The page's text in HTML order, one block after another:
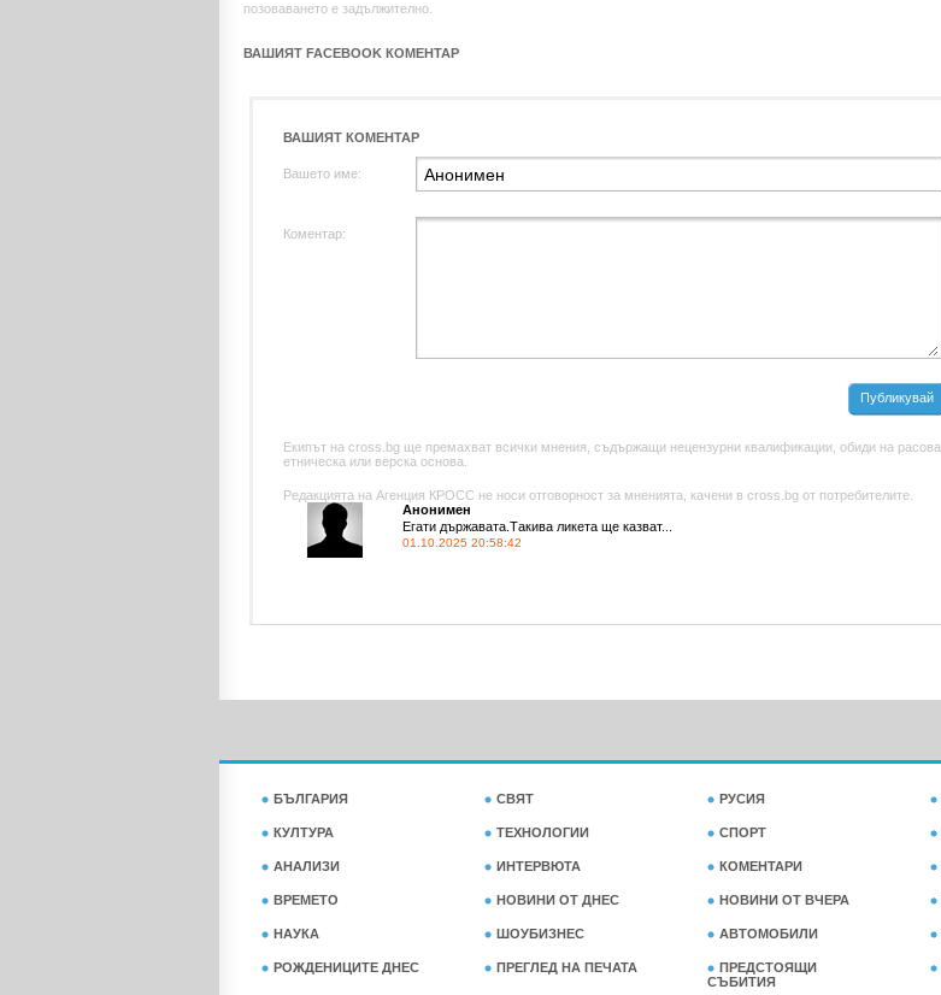
позоваването е задължително.
ВАШИЯТ FACEBOOK КОМЕНТАР
ВАШИЯТ КОМЕНТАР
Вашето име:
Коментар:
Публикувай
Екипът на cross.bg ще премахват всички мнения, съдържащи нецензурни квалификации, обиди на расова,
етническа или верска основа.
Редакцията на Агенция КРОСС не носи отговорност за мненията, качени в cross.bg от потребителите.
Анонимен
Егати държавата.Такива ликета ще казват...
01.10.2025 20:58:42
БЪЛГАРИЯ СВЯТ РУСИЯ
КУЛТУРА ТЕХНОЛОГИИ СПОРТ
АНАЛИЗИ ИНТЕРВЮТА КОМЕНТАРИ
ВРЕМЕТО НОВИНИ ОТ ДНЕС НОВИНИ ОТ ВЧЕРА
НАУКА ШОУБИЗНЕС АВТОМОБИЛИ
РОЖДЕНИЦИТЕ ДНЕС ПРЕГЛЕД НА ПЕЧАТА
ПРЕДСТОЯЩИ
СЪБИТИЯ